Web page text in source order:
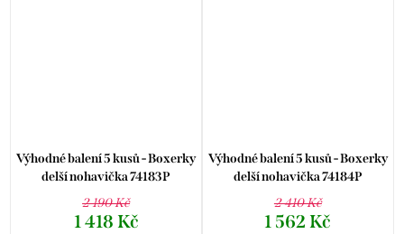
Výhodné balení 5 kusů - Boxerky
delší nohavička 74183P
2 190 Kč
1 418 Kč
Výhodné balení 5 kusů - Boxerky
delší nohavička 74184P
2 410 Kč
1 562 Kč